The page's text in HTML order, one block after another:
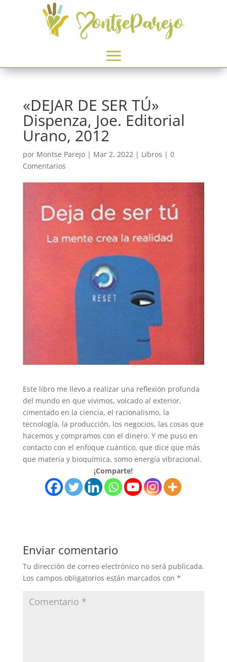
«DEJAR DE SER TÚ»
Dispenza, Joe. Editorial
Urano, 2012
por Montse Parejo| Mar 2, 2022| Libros | 0
Comentarios
Este libro me llevo a realizar una reflexión profunda
del mundo en que vivimos, volcado al exterior,
cimentado en la ciencia, el racionalismo, la
tecnología, la producción, los negocios, las cosas que
hacemos y compramos con el dinero. Y me puso en
contacto con el enfoque cuántico, que dice que más
que materia y bioquímica, somo energía vibracional.
¡Comparte!
Enviar comentario
Tu dirección de correo electrónico no será publicada.
Los campos obligatorios están marcados con *